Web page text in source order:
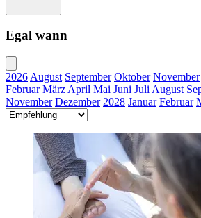
Egal wann
2026 August September Oktober November
Februar März April Mai Juni Juli August
November Dezember 2028 Januar Februar